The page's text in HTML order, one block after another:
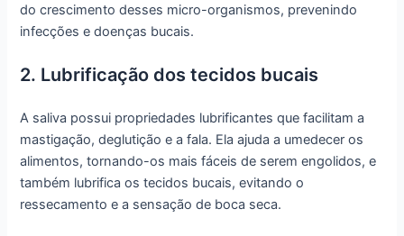
do crescimento desses micro-organismos, prevenindo
infecções e doenças bucais.
2. Lubrificação dos tecidos bucais
A saliva possui propriedades lubrificantes que facilitam a
mastigação, deglutição e a fala. Ela ajuda a umedecer os
alimentos, tornando-os mais fáceis de serem engolidos, e
também lubrifica os tecidos bucais, evitando o
ressecamento e a sensação de boca seca.